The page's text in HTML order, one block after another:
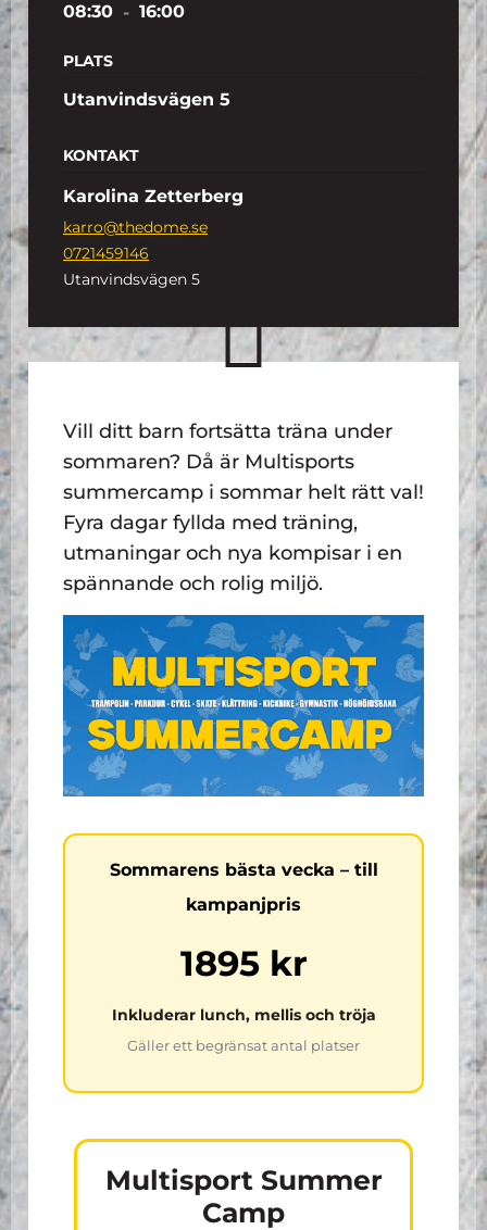
08:30 - 16:00
PLATS
Utanvindsvägen 5
KONTAKT
Karolina Zetterberg
karro@thedome.se
0721459146
Utanvindsvägen 5
Vill ditt barn fortsätta träna under
sommaren? Då är Multisports
summercamp i sommar helt rätt val!
Fyra dagar fyllda med träning,
utmaningar och nya kompisar i en
spännande och rolig miljö.
Sommarens bästa vecka – till
kampanjpris
1895 kr
Inkluderar lunch, mellis och tröja
Gäller ett begränsat antal platser
Multisport Summer
Camp